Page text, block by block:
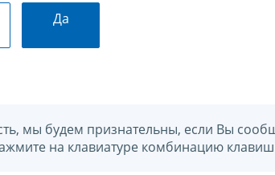
Да
мы будем признательны, если Вы
на клавиатуре комбинацию